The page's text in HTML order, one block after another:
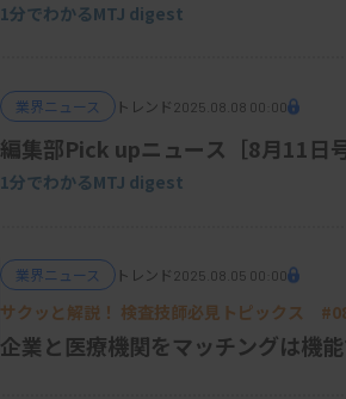
1分でわかるMTJ digest
業界ニュース トレンド 2025.08.08 00:00
編集部Pick upニュース［8月11日号
1分でわかるMTJ digest
業界ニュース トレンド 2025.08.05 00:00
サクッと解説！ 検査技師必見トピックス
企業と医療機関をマッチングは機